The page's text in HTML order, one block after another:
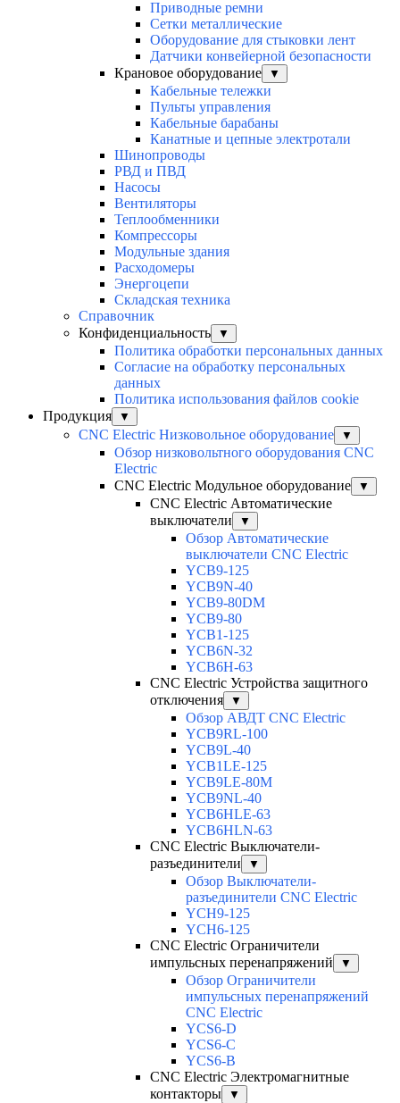
Приводные ремни
Сетки металлические
Оборудование для стыковки лент
Датчики конвейерной безопасности
Крановое оборудование
▼
Кабельные тележки
Пульты управления
Кабельные барабаны
Канатные и цепные электротали
Шинопроводы
РВД и ПВД
Насосы
Вентиляторы
Теплообменники
Компрессоры
Модульные здания
Расходомеры
Энергоцепи
Складская техника
Справочник
Конфиденциальность
▼
Политика обработки персональных данных
Согласие на обработку персональных
данных
Политика использования файлов cookie
Продукция
▼
CNC Electric Низковольное оборудование ▼
Обзор низковольтного оборудования CNC
Electric
CNC Electric Модульное оборудование
▼
CNC Electric Автоматические
выключатели
▼
Обзор Автоматические
выключатели CNC Electric
YCB9-125
YCB9N-40
YCB9-80DM
YCB9-80
YCB1-125
YCB6N-32
YCB6H-63
CNC Electric Устройства защитного
отключения
▼
Обзор АВДТ CNC Electric
YCB9RL-100
YCB9L-40
YCB1LE-125
YCB9LE-80M
YCB9NL-40
YCB6HLE-63
YCB6HLN-63
CNC Electric Выключатели-
разъединители
▼
Обзор Выключатели-
разъединители CNC Electric
YCH9-125
YCH6-125
CNC Electric Ограничители
импульсных перенапряжений
▼
Обзор Ограничители
импульсных перенапряжений
CNC Electric
YCS6-D
YCS6-C
YCS6-B
CNC Electric Электромагнитные
контакторы
▼